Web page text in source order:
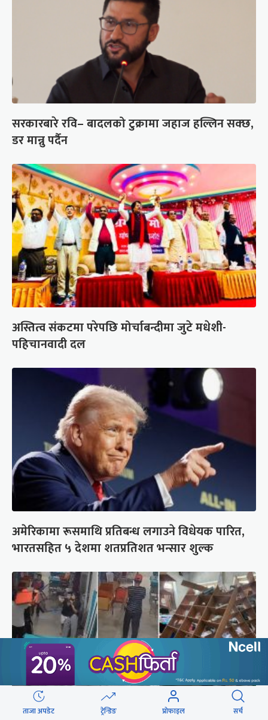
सरकारबारे रवि– बादलको टुक्रामा जहाज हल्लिन सक्छ,
डर मान्नु पर्दैन
अस्तित्व संकटमा परेपछि मोर्चाबन्दीमा जुटे मधेशी-
पहिचानवादी दल
अमेरिकामा रूसमाथि प्रतिबन्ध लगाउने विधेयक पारित,
भारतसहित ५ देशमा शतप्रतिशत भन्सार शुल्क
ताजा अपडेट ट्रेन्डिङ प्रोफाइल सर्च